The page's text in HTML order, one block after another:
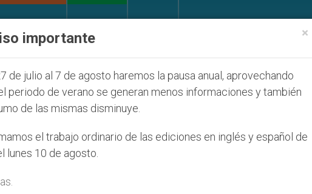
ONU se pronuncia ante caso de obispo católico
×
importante
de julio al 7 de agosto haremos la pausa anual, aprovechando
periodo de verano se generan menos informaciones y también
de las mismas disminuye.
el trabajo ordinario de las ediciones en inglés y español de
lunes 10 de agosto.